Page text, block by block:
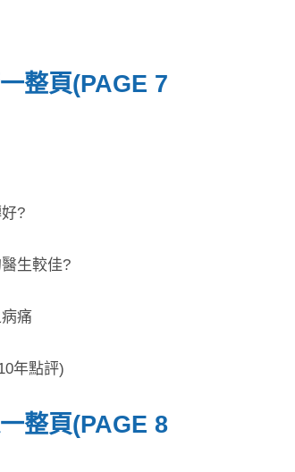
整頁(PAGE 7
?
生較佳?
痛
年點評)
整頁(PAGE 8